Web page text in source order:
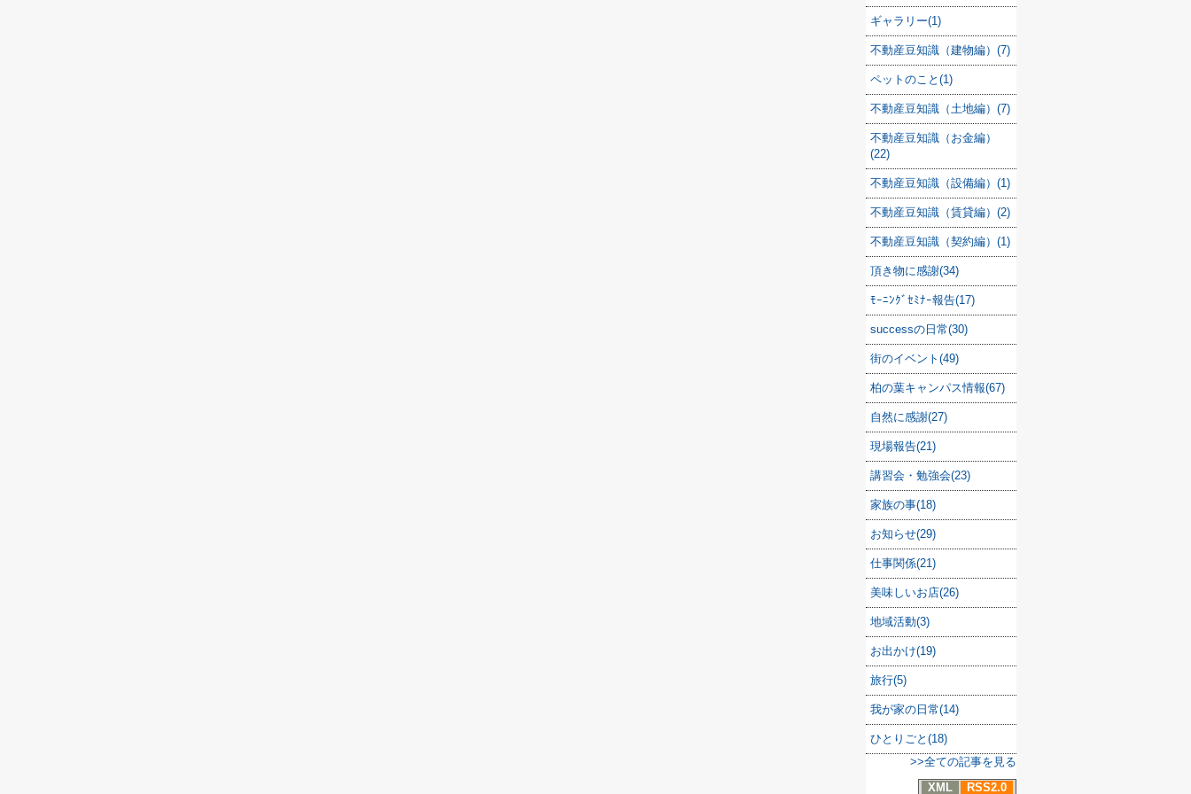
ギャラリー(1)
不動産豆知識（建物編）(7)
ペットのこと(1)
不動産豆知識（土地編）(7)
不動産豆知識（お金編）
(22)
不動産豆知識（設備編）(1)
不動産豆知識（賃貸編）(2)
不動産豆知識（契約編）(1)
頂き物に感謝(34)
ﾓｰﾆﾝｸﾞｾﾐﾅｰ報告(17)
successの日常(30)
街のイベント(49)
柏の葉キャンパス情報(67)
自然に感謝(27)
現場報告(21)
講習会・勉強会(23)
家族の事(18)
お知らせ(29)
仕事関係(21)
美味しいお店(26)
地域活動(3)
お出かけ(19)
旅行(5)
我が家の日常(14)
ひとりごと(18)
>>全ての記事を見る
XML
RSS2.0